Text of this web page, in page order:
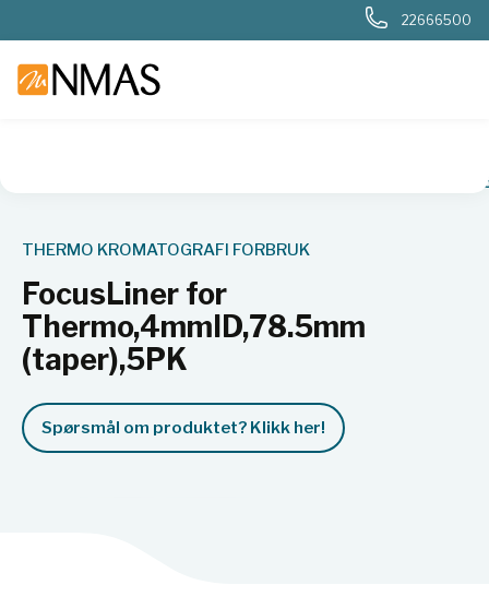
22666500
FocusLiner for
THERMO KROMATOGRAFI FORBRUK
FocusLiner for
Thermo,4mmID,78.5mm
(taper),5PK
Spørsmål om produktet? Klikk her!